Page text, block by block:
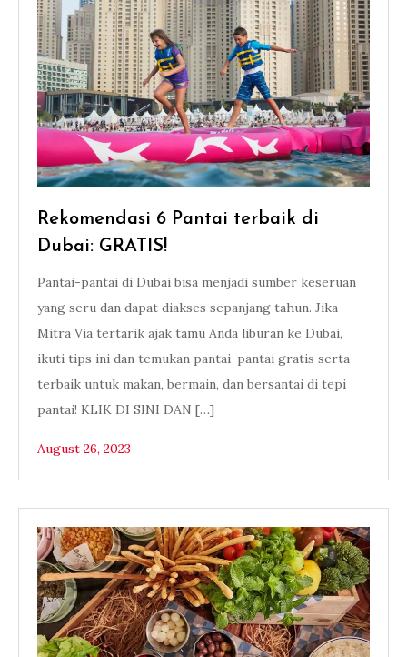
Rekomendasi 6 Pantai terbaik di
Dubai: GRATIS!
Pantai-pantai di Dubai bisa menjadi sumber keseruan
yang seru dan dapat diakses sepanjang tahun. Jika
Mitra Via tertarik ajak tamu Anda liburan ke Dubai,
ikuti tips ini dan temukan pantai-pantai gratis serta
terbaik untuk makan, bermain, dan bersantai di tepi
pantai! KLIK DI SINI DAN […]
August 26, 2023